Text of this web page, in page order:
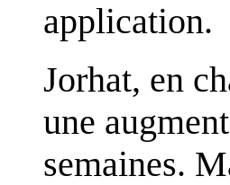
application.
Jorhat, en
une
semaines.